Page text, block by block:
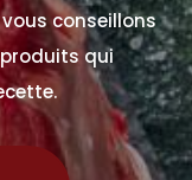
conseillons
qui